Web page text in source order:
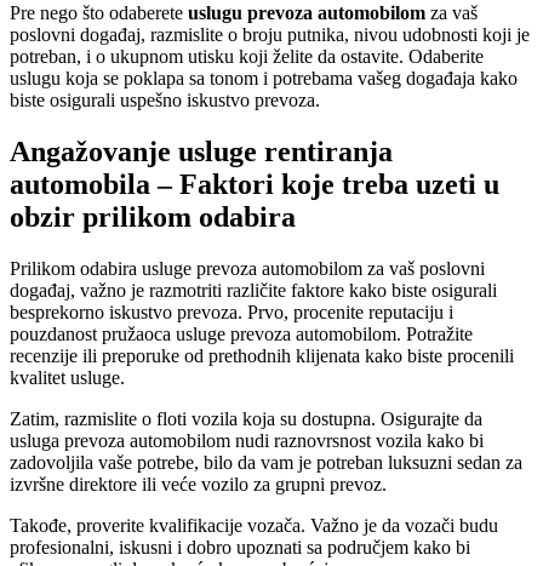
Pre nego što odaberete uslugu prevoza automobilom za vaš
poslovni događaj, razmislite o broju putnika, nivou udobnosti koji je
potreban, i o ukupnom utisku koji želite da ostavite. Odaberite
uslugu koja se poklapa sa tonom i potrebama vašeg događaja kako
biste osigurali uspešno iskustvo prevoza.
Angažovanje usluge rentiranja
automobila – Faktori koje treba uzeti u
obzir prilikom odabira
Prilikom odabira usluge prevoza automobilom za vaš poslovni
događaj, važno je razmotriti različite faktore kako biste osigurali
besprekorno iskustvo prevoza. Prvo, procenite reputaciju i
pouzdanost pružaoca usluge prevoza automobilom. Potražite
recenzije ili preporuke od prethodnih klijenata kako biste procenili
kvalitet usluge.
Zatim, razmislite o floti vozila koja su dostupna. Osigurajte da
usluga prevoza automobilom nudi raznovrsnost vozila kako bi
zadovoljila vaše potrebe, bilo da vam je potreban luksuzni sedan za
izvršne direktore ili veće vozilo za grupni prevoz.
Takođe, proverite kvalifikacije vozača. Važno je da vozači budu
profesionalni, iskusni i dobro upoznati sa područjem kako bi